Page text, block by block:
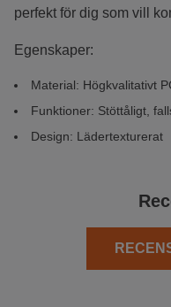
perfekt för dig som vill
Egenskaper:
Material: Högkvalitativt
Funktioner: Stöttåligt,
Design: L ädertexturerat